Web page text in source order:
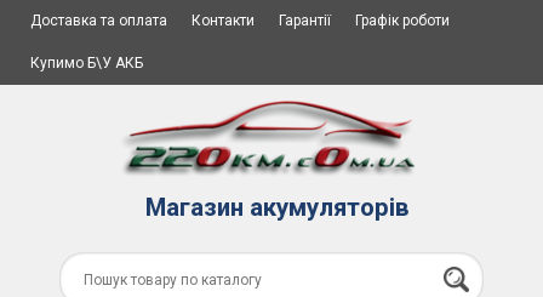
Доставка та оплата Контакти Гарантії Графік роботи
Купимо Б\У АКБ
Магазин акумуляторів